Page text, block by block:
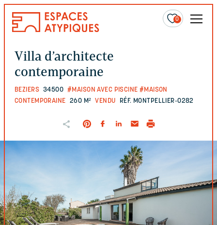
0
Villa d’architecte
contemporaine
BEZIERS 34500 #MAISON AVEC PISCINE #MAISON
CONTEMPORAINE 260 M² VENDU RÉF. MONTPELLIER-0282